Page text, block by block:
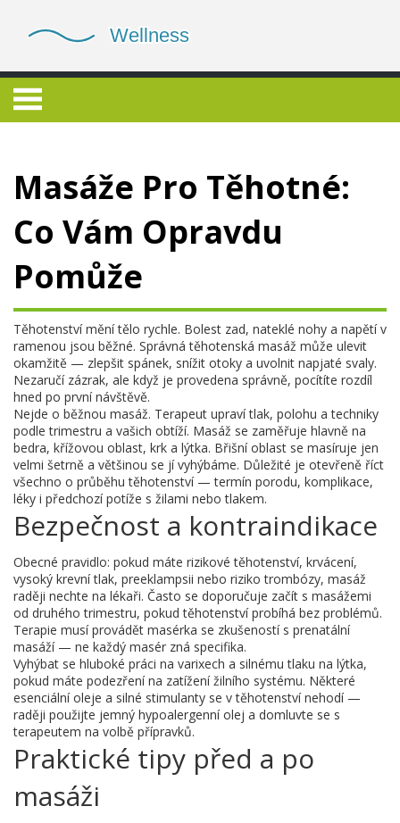
Masáže Pro Těhotné:
Co Vám Opravdu
Pomůže
Těhotenství mění tělo rychle. Bolest zad, nateklé nohy a napětí v
ramenou jsou běžné. Správná těhotenská masáž může ulevit
okamžitě — zlepšit spánek, snížit otoky a uvolnit napjaté svaly.
Nezaručí zázrak, ale když je provedena správně, pocítíte rozdíl
hned po první návštěvě.
Nejde o běžnou masáž. Terapeut upraví tlak, polohu a techniky
podle trimestru a vašich obtíží. Masáž se zaměřuje hlavně na
bedra, křížovou oblast, krk a lýtka. Břišní oblast se masíruje jen
velmi šetrně a většinou se jí vyhýbáme. Důležité je otevřeně říct
všechno o průběhu těhotenství — termín porodu, komplikace,
léky i předchozí potíže s žilami nebo tlakem.
Bezpečnost a kontraindikace
Obecné pravidlo: pokud máte rizikové těhotenství, krvácení,
vysoký krevní tlak, preeklampsii nebo riziko trombózy, masáž
raději nechte na lékaři. Často se doporučuje začít s masážemi
od druhého trimestru, pokud těhotenství probíhá bez problémů.
Terapie musí provádět masérka se zkušeností s prenatální
masáží — ne každý masér zná specifika.
Vyhýbat se hluboké práci na varixech a silnému tlaku na lýtka,
pokud máte podezření na zatížení žilního systému. Některé
esenciální oleje a silné stimulanty se v těhotenství nehodí —
raději použijte jemný hypoalergenní olej a domluvte se s
terapeutem na volbě přípravků.
Praktické tipy před a po
masáži